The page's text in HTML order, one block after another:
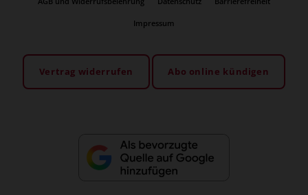
Impressum
Vertrag widerrufen Abo online kündigen